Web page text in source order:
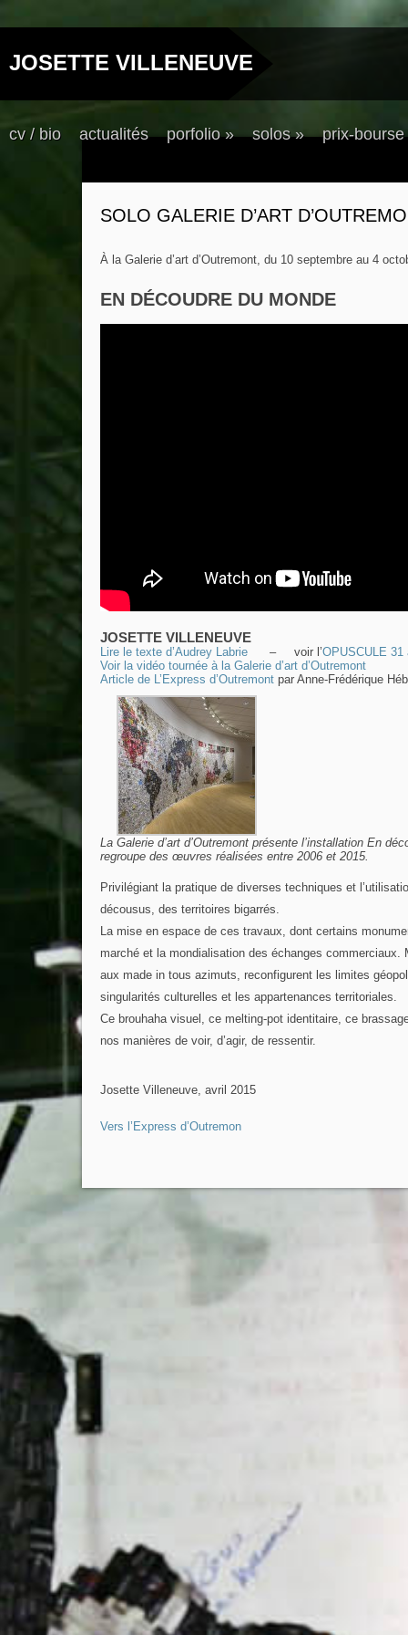
JOSETTE VILLENEUVE
cv / bio actualités porfolio» solos» prix-bourse
SOLO GALERIE D’ART
À la Galerie d’art d’Outremont, du 10 septembre au 4
EN DÉCOUDRE DU MONDE
JOSETTE VILLENEUVE
Lire le texte d’Audrey Labrie – voir l’OPUSCULE 31
Voir la vidéo tournée à la Galerie d’art d’Outremont
Article de L’Express d’Outremont par Anne-Frédérique
La Galerie d’art d’Outremont présente l’installation En
regroupe des œuvres réalisées entre 2006 et 2015.
Privilégiant la pratique de diverses techniques et
décousus, des territoires bigarrés.
La mise en espace de ces travaux, dont certains
marché et la mondialisation des échanges
aux made in tous azimuts, reconfigurent les limites
singularités culturelles et les appartenances territoriales.
Ce brouhaha visuel, ce melting-pot identitaire, ce
nos manières de voir, d’agir, de ressentir.
Josette Villeneuve, avril 2015
Vers l’Express d’Outremon